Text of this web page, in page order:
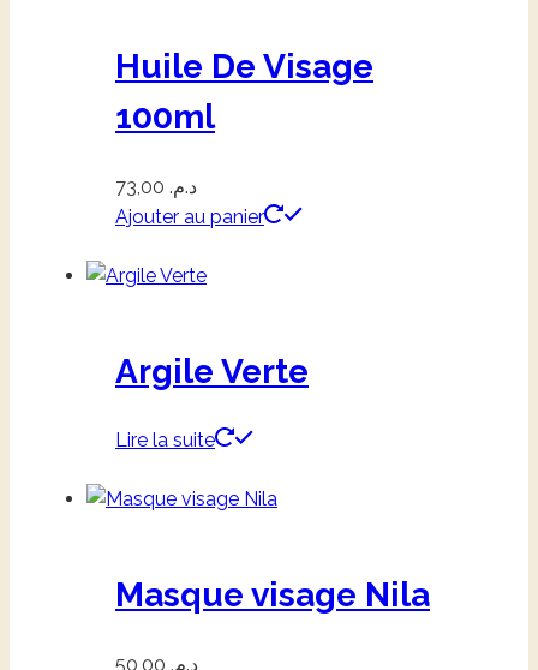
Huile De Visage
100ml
د.م.
Ajouter au panier
Argile Verte
Lire la suite
Masque visage Nila
د.م.